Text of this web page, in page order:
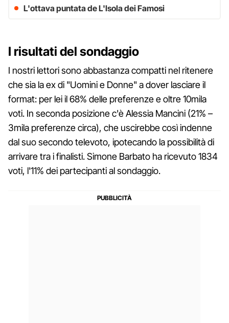
L'ottava puntata de L'Isola dei Famosi
I risultati del sondaggio
I nostri lettori sono abbastanza compatti nel ritenere
che sia la ex di "Uomini e Donne" a dover lasciare il
format: per lei il 68% delle preferenze e oltre 10mila
voti. In seconda posizione c'è Alessia Mancini (21% –
3mila preferenze circa), che uscirebbe così indenne
dal suo secondo televoto, ipotecando la possibilità di
arrivare tra i finalisti. Simone Barbato ha ricevuto 1834
voti, l'11% dei partecipanti al sondaggio.